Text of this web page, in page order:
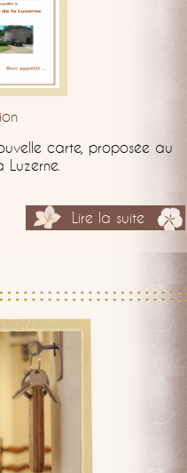
carte, proposée au
Lire la suite